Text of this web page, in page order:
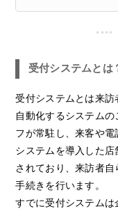
受付システムとは
受付システムとは来
自動化するシステム
フが常駐し、来客や
システムを導入した
されており、来訪者
手続きを行います。
すでに受付システム